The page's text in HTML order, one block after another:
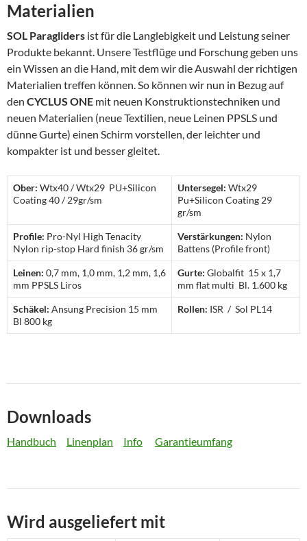
Materialien
SOL Paragliders ist für die Langlebigkeit und Leistung seiner
Produkte bekannt. Unsere Testflüge und Forschung geben uns
ein Wissen an die Hand, mit dem wir die Auswahl der richtigen
Materialien treffen können. So können wir nun in Bezug auf
den CYCLUS ONE mit neuen Konstruktionstechniken und
neuen Materialien (neue Textilien, neue Leinen PPSLS und
dünne Gurte) einen Schirm vorstellen, der leichter und
kompakter ist und besser gleitet.
Ober: Wtx40 / Wtx29 PU+Silicon
Coating 40 / 29gr/sm
Untersegel: Wtx29
Pu+Silicon Coating 29
gr/sm
Profile: Pro-Nyl High Tenacity
Nylon rip-stop Hard finish 36 gr/sm
Verstärkungen: Nylon
Battens (Profile front)
Leinen: 0,7 mm, 1,0 mm, 1,2 mm, 1,6
mm PPSLS Liros
Gurte: Globalfit 15 x 1,7
mm flat multi Bl. 1.600 kg
Schäkel: Ansung Precision 15 mm
Bl 800 kg
Rollen: ISR / Sol PL14
Downloads
Handbuch Linenplan Info Garantieumfang
Wird ausgeliefert mit